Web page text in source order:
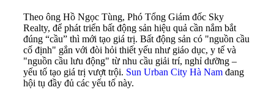
Theo ông Hồ Ngọc Tùng, Phó Tổng Giám đốc Sky
Realty, để phát triển bất động sản hiệu quả cần nắm bắt
đúng “cầu” thì mới tạo giá trị. Bất động sản có "nguồn cầu
cố định" gắn với đòi hỏi thiết yếu như giáo dục, y tế và
"nguồn cầu lưu động" từ nhu cầu giải trí, nghỉ dưỡng –
yếu tố tạo giá trị vượt trội. Sun Urban City Hà Nam đang
hội tụ đầy đủ các yếu tố này.